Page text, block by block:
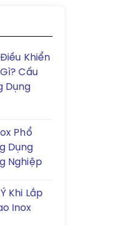
Khiển
Cấu
Dụng
Phổ
Dụng
Nghiệp
Khi Lắp
Inox